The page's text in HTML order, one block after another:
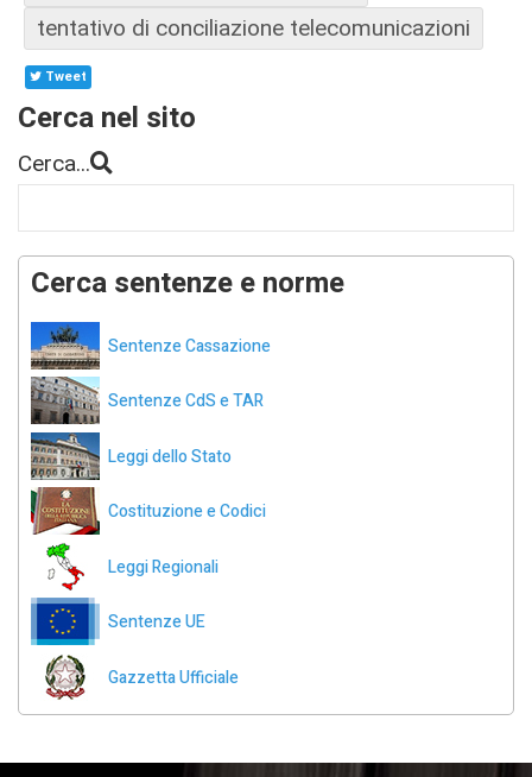
tentativo di conciliazione telecomunicazioni
Tweet
Cerca nel sito
Cerca...
Cerca sentenze e norme
Sentenze Cassazione
Sentenze CdS e TAR
Leggi dello Stato
Costituzione e Codici
Leggi Regionali
Sentenze UE
Gazzetta Ufficiale